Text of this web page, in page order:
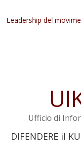
Abdullah Öcalan: Le
legge positiva
Leadership del
Commissione donne
Non tenere conto
Il KNK chiede
Ufficio di
DIFENDERE il